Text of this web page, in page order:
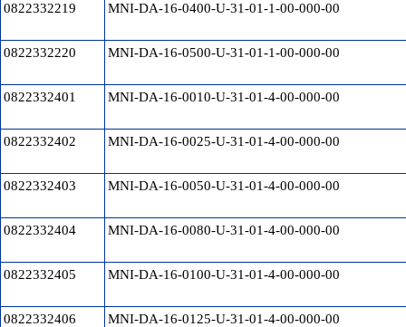
0822332219 MNI-DA-16-0400-U-31-01-1-00-000-00
0822332220 MNI-DA-16-0500-U-31-01-1-00-000-00
0822332401 MNI-DA-16-0010-U-31-01-4-00-000-00
0822332402 MNI-DA-16-0025-U-31-01-4-00-000-00
0822332403 MNI-DA-16-0050-U-31-01-4-00-000-00
0822332404 MNI-DA-16-0080-U-31-01-4-00-000-00
0822332405 MNI-DA-16-0100-U-31-01-4-00-000-00
0822332406 MNI-DA-16-0125-U-31-01-4-00-000-00